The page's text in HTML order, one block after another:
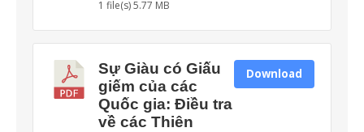
1 file(s)5.77 MB
Sự Giàu có Giấu
giếm của các
Quốc gia: Điều tra
về các Thiên
Download